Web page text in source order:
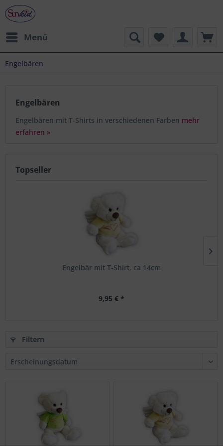
Menü
Engelbären
Engelbären
Engelbären mit T-Shirts in verschiedenen Farben mehr
erfahren »
Topseller
Engelbär mit T-Shirt, ca 14cm
9,95 € *
Filtern